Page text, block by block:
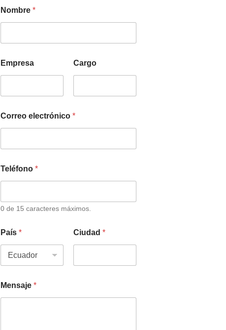
Nombre *
Empresa Cargo
Correo electrónico *
Teléfono *
0 de 15 caracteres máximos.
País * Ciudad *
Mensaje *